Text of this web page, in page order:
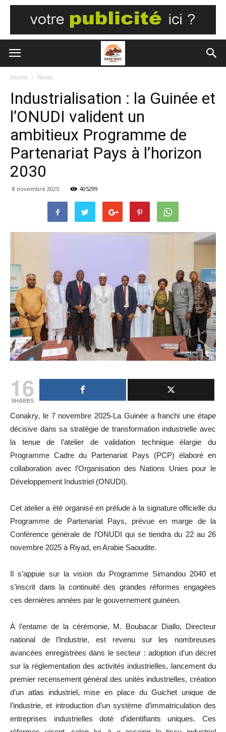
Home News
Industrialisation : la Guinée et
l’ONUDI valident un
ambitieux Programme de
Partenariat Pays à l’horizon
2030
8 novembre 2025 405299
16
SHARES
Conakry, le 7 novembre 2025-La Guinée a franchi une étape
décisive dans sa stratégie de transformation industrielle avec
la tenue de l’atelier de validation technique élargie du
Programme Cadre du Partenariat Pays (PCP) élaboré en
collaboration avec l’Organisation des Nations Unies pour le
Développement Industriel (ONUDI).
Cet atelier a été organisé en prélude à la signature officielle du
Programme de Partenariat Pays, prévue en marge de la
Conférence générale de l’ONUDI qui se tiendra du 22 au 26
novembre 2025 à Riyad, en Arabie Saoudite.
Il s’appuie sur la vision du Programme Simandou 2040 et
s’inscrit dans la continuité des grandes réformes engagées
ces dernières années par le gouvernement guinéen.
À l’entame de la cérémonie, M. Boubacar Diallo, Directeur
national de l’Industrie, est revenu sur les nombreuses
avancées enregistrées dans le secteur : adoption d’un décret
sur la réglementation des activités industrielles, lancement du
premier recensement général des unités industrielles, création
d’un atlas industriel, mise en place du Guichet unique de
l’industrie, et introduction d’un système d’immatriculation des
entreprises industrielles doté d’identifiants uniques. Ces